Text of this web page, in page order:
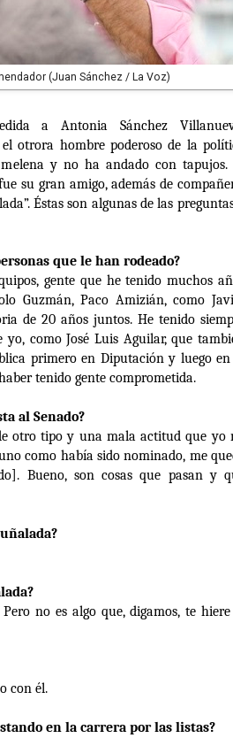
(Juan Sánchez / La Voz)
a Antonia Sánchez
otrora hombre poderoso de la
y no ha andado con tapujos.
su gran amigo, además de
Éstas son algunas de las
que le han rodeado?
gente que he tenido muchos
Guzmán, Paco Amizián, como
de 20 años juntos. He tenido
como José Luis Aguilar, que
primero en Diputación y luego
tenido gente comprometida.
al Senado?
otro tipo y una mala actitud que yo
como había sido nominado, me
Bueno, son cosas que pasan y
no es algo que, digamos, te
con él.
en la carrera por las listas?